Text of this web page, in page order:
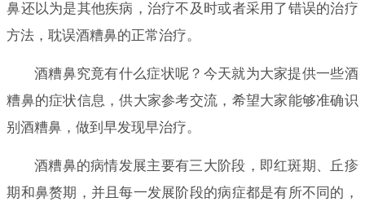
鼻还以为是其他疾病，治疗不及时或者采用了错误的治疗
方法，耽误酒糟鼻的正常治疗。
酒糟鼻究竟有什么症状呢？今天就为大家提供一些酒
糟鼻的症状信息，供大家参考交流，希望大家能够准确识
别酒糟鼻，做到早发现早治疗。
酒糟鼻的病情发展主要有三大阶段，即红斑期、丘疹
期和鼻赘期，并且每一发展阶段的病症都是有所不同的，